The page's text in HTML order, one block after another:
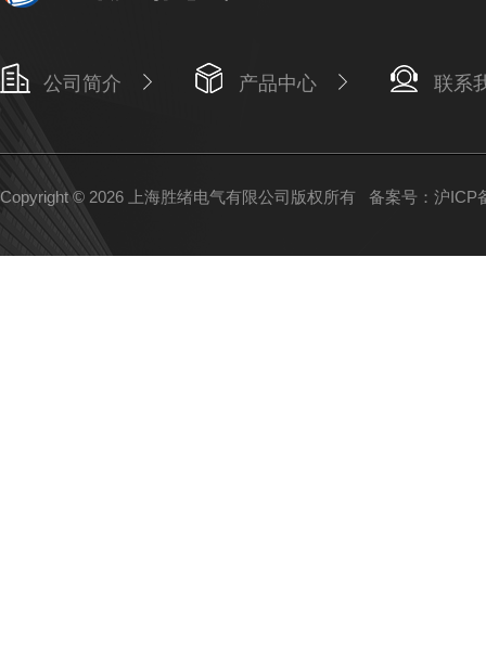
公司简介 产品中心 联系
Copyright © 2026 上海胜绪电气有限公司版权所有 备案号：沪ICP